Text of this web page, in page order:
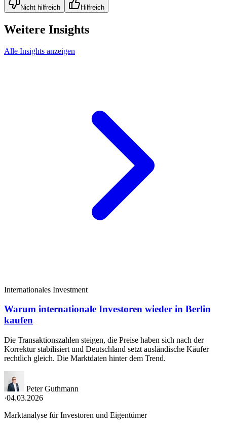
Nicht hilfreich Hilfreich
Weitere Insights
Alle Insights anzeigen
Internationales Investment
Warum internationale Investoren wieder in Berlin
kaufen
Die Transaktionszahlen steigen, die Preise haben sich nach der
Korrektur stabilisiert und Deutschland setzt ausländische Käufer
rechtlich gleich. Die Marktdaten hinter dem Trend.
Peter Guthmann
·04.03.2026
Marktanalyse für Investoren und Eigentümer